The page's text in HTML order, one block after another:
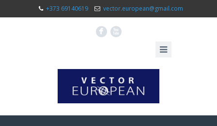
+373 69140619 vector.european@gmail.com
F X